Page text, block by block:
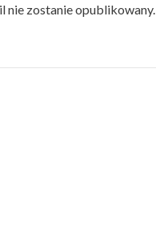
nie zostanie opublikowany.